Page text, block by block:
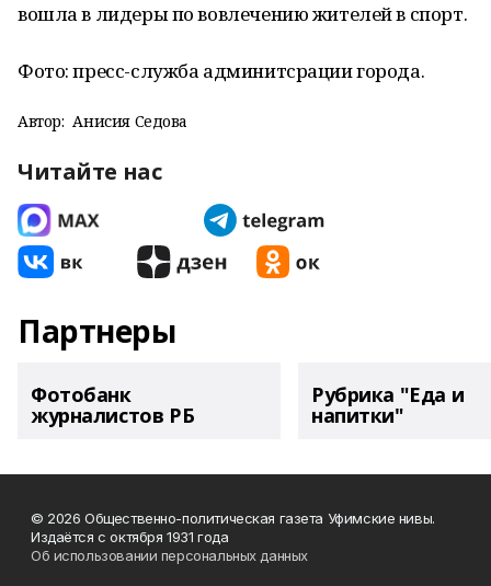
вошла в лидеры по вовлечению жителей в спорт.
Фото: пресс-служба админитсрации города.
Автор: Анисия Седова
Читайте нас
Партнеры
Фотобанк
журналистов РБ
Рубрика "Еда и
напитки"
© 2026 Общественно-политическая газета Уфимские нивы.
Издаётся с октября 1931 года
Об использовании персональных данных